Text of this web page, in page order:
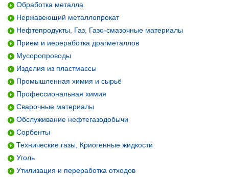
Обработка металла
Нержавеющий металлопрокат
Нефтепродукты, Газ, Газо-смазочные материалы
Прием и иереработка драгметаллов
Мусоропроводы
Изделия из пластмассы
Промышленная химия и сырьё
Профессиональная химия
Сварочные материалы
Обслуживание нефтегазодобычи
Сорбенты
Технические газы, Криогенные жидкости
Уголь
Утилизация и переработка отходов